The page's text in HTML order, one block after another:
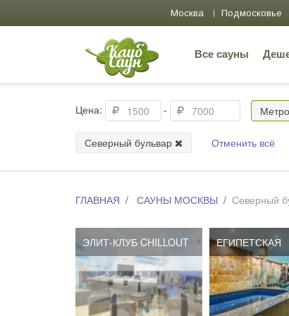
Москва Подмосковье
Все сауны
Цена: - Метро
Северный бульвар Отменить всё
ГЛАВНАЯ САУНЫ МОСКВЫ Северный
ЭЛИТ-КЛУБ CHILLOUT ЕГИПЕТСКАЯ